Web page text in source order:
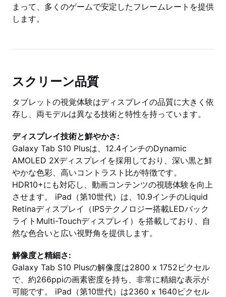
まって、多くのゲームで安定したフレームレートを提供
します。
スクリーン品質
タブレットの視覚体験はディスプレイの品質に大きく依
存し、両モデルは異なる技術と特性を持っています。
ディスプレイ技術と鮮やかさ:
Galaxy Tab S10 Plusは、12.4インチのDynamic
AMOLED 2Xディスプレイを採用しており、深い黒と鮮
やかな色彩、高いコントラスト比が特徴です。
HDR10+にも対応し、動画コンテンツの視聴体験を向上
させます。 iPad（第10世代）は、10.9インチのLiquid
Retinaディスプレイ（IPSテクノロジー搭載LEDバック
ライトMulti-Touchディスプレイ）を搭載しており、自
然な色合いと広い視野角を提供します。
解像度と精細さ:
Galaxy Tab S10 Plusの解像度は2800 x 1752ピクセル
で、約266ppiの画素密度を持ち、非常に精細な表示が
可能です。 iPad（第10世代）は2360 x 1640ピクセル